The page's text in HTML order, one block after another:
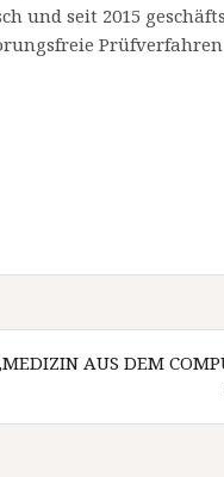
und seit 2015
Prüfverfahren
AUS DEM